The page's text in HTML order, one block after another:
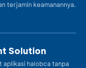
terjamin keamanannya.
Solution
aplikasi halobca tanpa